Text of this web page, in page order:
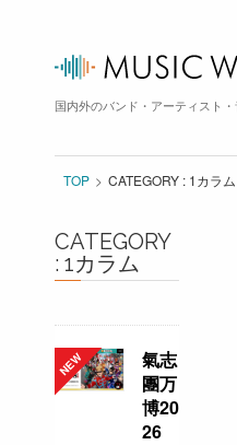
国内外のバンド・アーティスト
TOP CATEGORY : 1カラム
CATEGORY
: 1カラム
氣志
團万
博20
26